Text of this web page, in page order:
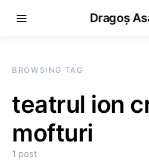
Dragoș
BROWSING TAG
teatrul ion
mofturi
1 post